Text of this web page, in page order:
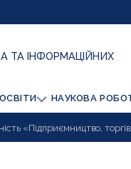
ТА ІНФОРМАЦІЙНИХ
НАУКОВА
«Підприємництво,